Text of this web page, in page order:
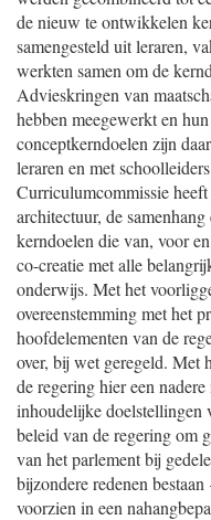
de nieuw te ontwikkelen
samengesteld uit leraren,
werkten samen om de
Advieskringen van
hebben meegewerkt en
conceptkerndoelen zijn
leraren en met
Curriculumcommissie
architectuur, de
kerndoelen die van, voor
co-creatie met alle
onderwijs. Met het
overeenstemming met het
hoofdelementen van de
over, bij wet geregeld. Met
de regering hier een
inhoudelijke doelstellingen
beleid van de regering om
van het parlement bij
bijzondere redenen
voorzien in een